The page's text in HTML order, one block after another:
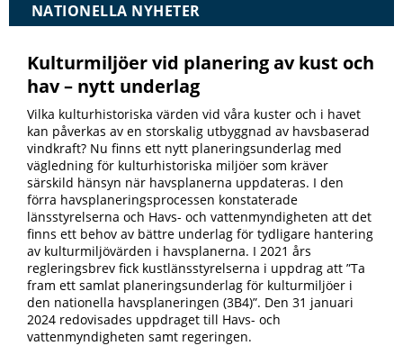
NATIONELLA NYHETER
Kulturmiljöer vid planering av kust och
hav – nytt underlag
Vilka kulturhistoriska värden vid våra kuster och i havet
kan påverkas av en storskalig utbyggnad av havsbaserad
vindkraft? Nu finns ett nytt planeringsunderlag med
vägledning för kulturhistoriska miljöer som kräver
särskild hänsyn när havsplanerna uppdateras. I den
förra havsplaneringsprocessen konstaterade
länsstyrelserna och Havs- och vattenmyndigheten att det
finns ett behov av bättre underlag för tydligare hantering
av kulturmiljövärden i havsplanerna. I 2021 års
regleringsbrev fick kustlänsstyrelserna i uppdrag att ”Ta
fram ett samlat planeringsunderlag för kulturmiljöer i
den nationella havsplaneringen (3B4)”. Den 31 januari
2024 redovisades uppdraget till Havs- och
vattenmyndigheten samt regeringen.